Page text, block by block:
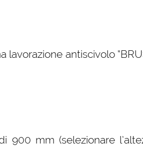
lavorazione antiscivolo
900 mm (selezionare